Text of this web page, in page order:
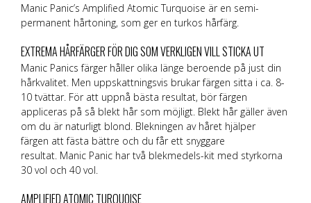
Manic Panic’s Amplified Atomic Turquoise är en semi-
permanent hårtoning, som ger en turkos hårfärg.
EXTREMA HÅRFÄRGER FÖR DIG SOM VERKLIGEN VILL STICKA UT
Manic Panics färger håller olika länge beroende på just din
hårkvalitet. Men uppskattningsvis brukar färgen sitta i ca. 8-
10 tvättar. För att uppnå bästa resultat, bör färgen
appliceras på så blekt hår som möjligt. Blekt hår gäller även
om du är naturligt blond. Blekningen av håret hjälper
färgen att fästa bättre och du får ett snyggare
resultat. Manic Panic har två blekmedels-kit med styrkorna
30 vol och 40 vol.
AMPLIFIED ATOMIC TURQUOISE